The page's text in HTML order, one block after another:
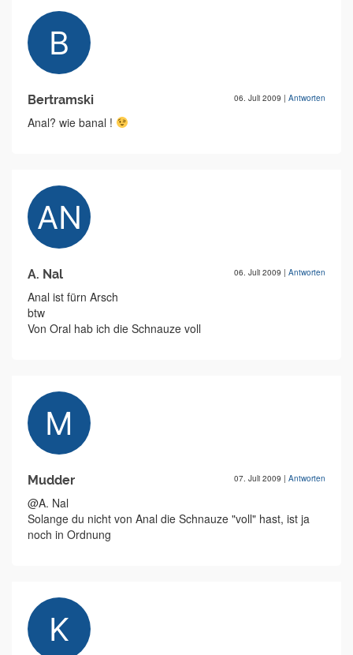
Bertramski 06. Juli 2009 | Antworten
Anal? wie banal !
A. Nal 06. Juli 2009 | Antworten
Anal ist fürn Arsch
btw
Von Oral hab ich die Schnauze voll
Mudder 07. Juli 2009 | Antworten
@A. Nal
Solange du nicht von Anal die Schnauze "voll" hast, ist ja
noch in Ordnung